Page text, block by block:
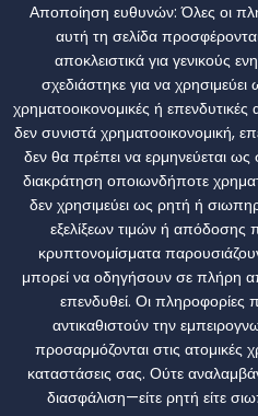
Αποποίηση ευθυνών: Όλες οι
αυτή τη σελίδα
αποκλειστικά για γενικούς
σχεδιάστηκε για να χρησιμεύει
χρηματοοικονομικές ή
δεν συνιστά χρηματοοικονομική,
δεν θα πρέπει να ερμηνεύεται
διακράτηση οποιωνδήποτε
δεν χρησιμεύει ως ρητή ή
εξελίξεων τιμών ή απόδοσης
κρυπτονομίσματα
μπορεί να οδηγήσουν σε πλήρη
επενδυθεί. Οι πληροφορίες
αντικαθιστούν την
προσαρμόζονται στις ατομικές
καταστάσεις σας. Ούτε
διασφάλιση—είτε ρητή είτε